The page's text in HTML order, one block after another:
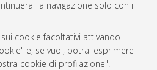
la navigazione solo con i
cookie facoltativi attivando
e, se vuoi, potrai esprimere
cookie di profilazione".